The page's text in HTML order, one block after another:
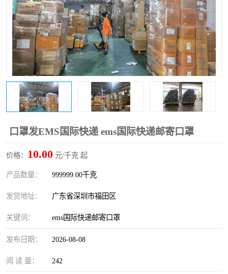
口罩发EMS国际快递 ems国际快递邮寄口罩
价格： 10.00 元/千克 起
产品数量： 999999.00千克
发货地址： 广东省深圳市福田区
关键词： ems国际快递邮寄口罩
发布日期： 2026-08-08
阅 读 量： 242
深圳国际物流公司 深圳国际快递电话
DHL国际快递电话 深圳国际快递
新能源电池出口物流